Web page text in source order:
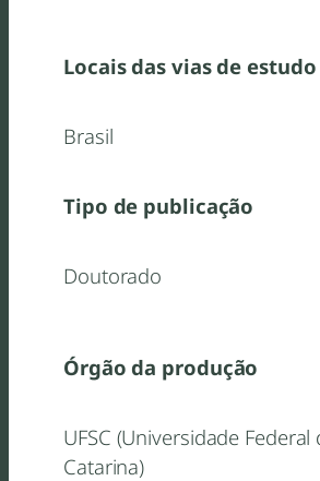
Locais das vias de estudo
Brasil
Tipo de publicação
Doutorado
Órgão da produção
UFSC (Universidade Federal
Catarina)